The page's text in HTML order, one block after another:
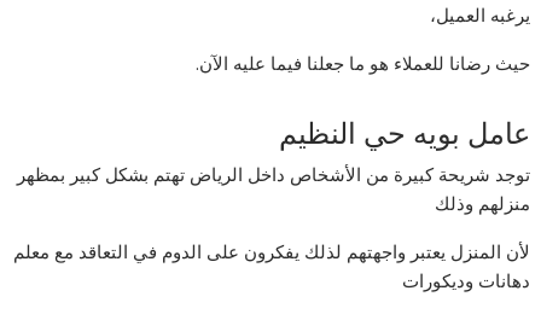
يرغبه العميل،
حيث رضانا للعملاء هو ما جعلنا فيما عليه الآن.
عامل بويه حي النظيم
توجد شريحة كبيرة من الأشخاص داخل الرياض تهتم بشكل كبير بمظهر
منزلهم وذلك
لأن المنزل يعتبر واجهتهم لذلك يفكرون على الدوم في التعاقد مع معلم
دهانات وديكورات